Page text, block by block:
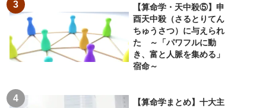
【算命学・天中殺⑤】申
酉天中殺（さるとりてん
ちゅうさつ）に与えられ
た ～「パワフルに動
き、富と人脈を集める」
宿命～
【算命学まとめ】十大主